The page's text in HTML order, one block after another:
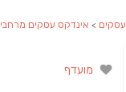
עסקים > אינדקס עסקים מרחבי
מועדף